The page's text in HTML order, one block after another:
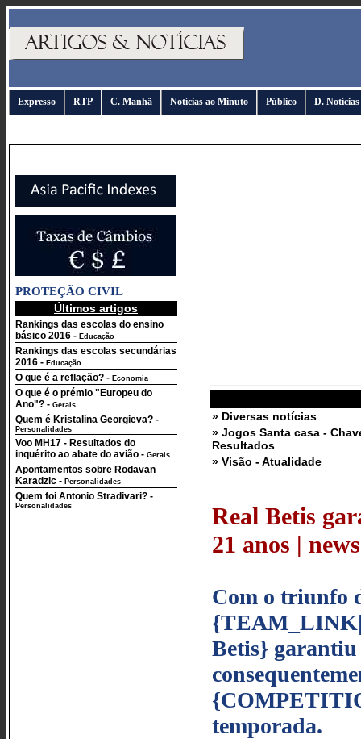
Expresso RTP C. Manhã Notícias ao Minuto Público D. Notícias
PROTEÇÃO CIVIL
Últimos artigos
Rankings das escolas do ensino
básico 2016 - Educação
Rankings das escolas secundárias
2016 - Educação
O que é a reflação? - Economia
O que é o prémio "Europeu do
Ano"? - Gerais
Quem é Kristalina Georgieva? -
Personalidades
Voo MH17 - Resultados do
inquérito ao abate do avião - Gerais
Apontamentos sobre Rodavan
Karadzic - Personalidades
Quem foi Antonio Stradivari? -
Personalidades
» Diversas notícias
» Jogos Santa casa -
Resultados
» Visão - Atualidade
Real Betis
21 anos |
Com o triunfo
Betis}
temporada.